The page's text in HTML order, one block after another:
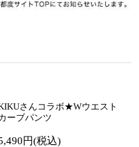
さんコラボ★Wウエスト
ーブパンツ
円(税込)